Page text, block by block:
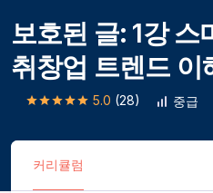
보호된 글: 1강 스
취창업 트렌드 이
5.0 (28) 중급
커리큘럼